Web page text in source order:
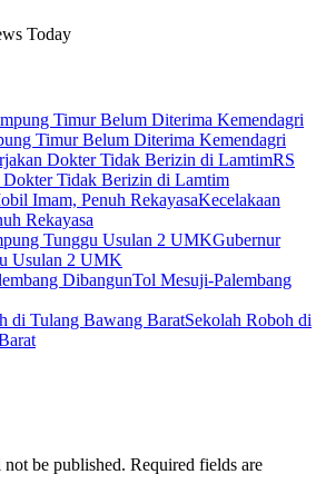
Today
Timur Belum Diterima Kemendagri
RS
Tidak Berizin di Lamtim
Kecelakaan
Rekayasa
Gubernur
Usulan 2 UMK
Tol Mesuji-Palembang
Sekolah Roboh di
be published. Required fields are